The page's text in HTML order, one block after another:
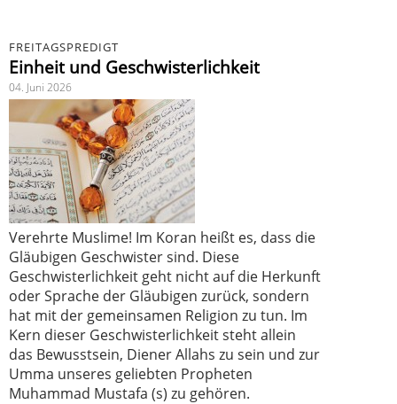
FREITAGSPREDIGT
Einheit und Geschwisterlichkeit
04. Juni 2026
Verehrte Muslime! Im Koran heißt es, dass die
Gläubigen Geschwister sind. Diese
Geschwisterlichkeit geht nicht auf die Herkunft
oder Sprache der Gläubigen zurück, sondern
hat mit der gemeinsamen Religion zu tun. Im
Kern dieser Geschwisterlichkeit steht allein
das Bewusstsein, Diener Allahs zu sein und zur
Umma unseres geliebten Propheten
Muhammad Mustafa (s) zu gehören.